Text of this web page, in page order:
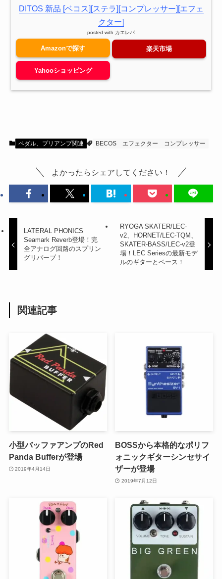
DITOS 新品 [ベコス][ステラ][コンプレッサー][エフェ
クター]
posted with カエレバ
Amazonで探す 楽天市場
Yahooショッピング
ペダル、プリアンプ関連 BECOS エフェクター コンプレッサー
よかったらシェアしてください！
LATERAL PHONICS
Seamark Reverb登場！完
全アナログ回路のスプリン
グリバーブ！
RYOGA SKATER/LEC-
v2、HORNET/LEC-TQM、
SKATER-BASS/LEC-v2登
場！LEC Seriesの最新モデ
ルのギターとベース！
関連記事
小型バッファアンプのRed
Panda Bufferが登場
2019年4月14日
BOSSから本格的なポリフ
ォニックギターシンセサイ
ザーが登場
2019年7月12日